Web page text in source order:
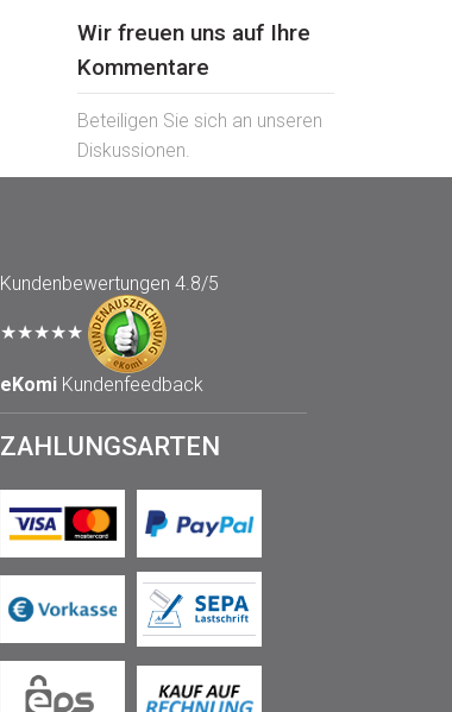
Wir freuen uns auf Ihre
Kommentare
Beteiligen Sie sich an unseren
Diskussionen.
Kundenbewertungen 4.8/5
★★★★★
eKomiKundenfeedback
ZAHLUNGSARTEN